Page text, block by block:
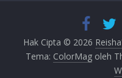
Hak Cipta © 2026
Tema: ColorMagoleh